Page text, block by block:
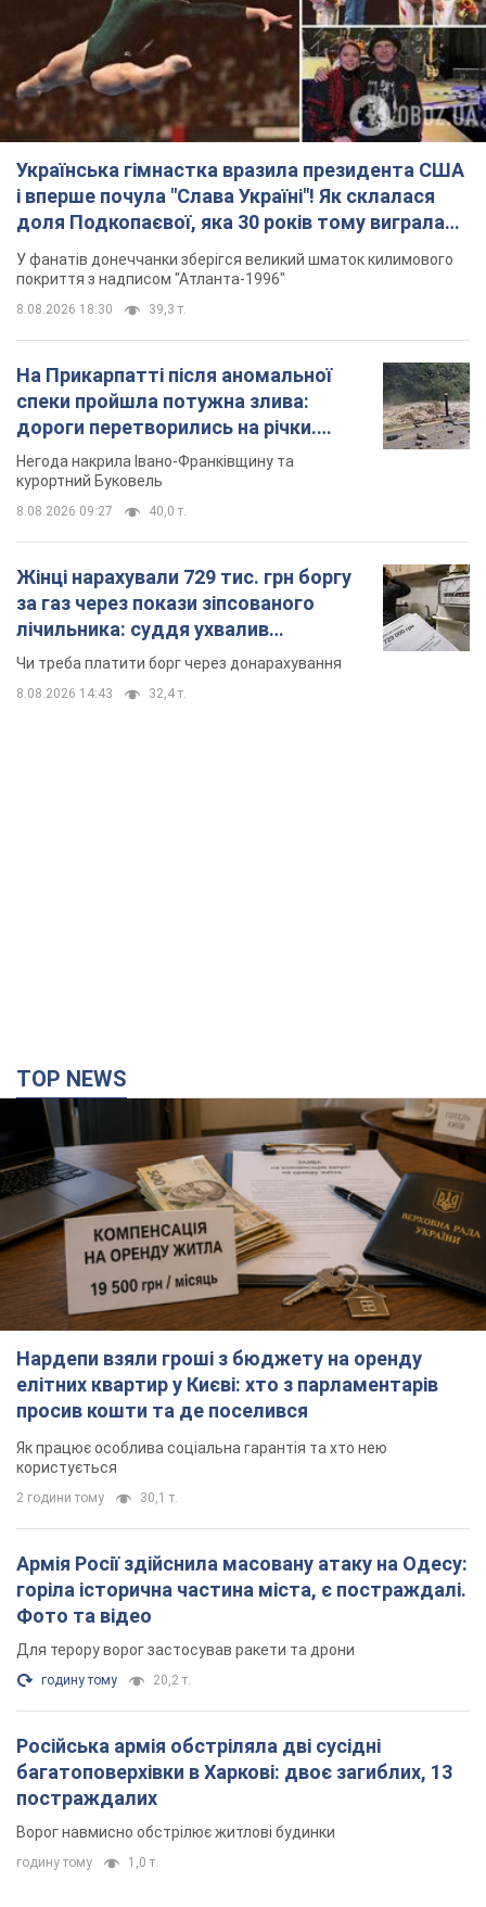
Українська гімнастка вразила президента США
і вперше почула "Слава Україні"! Як склалася
доля Подкопаєвої, яка 30 років тому виграла
"золото" Олімпіади
У фанатів донеччанки зберігся великий шматок килимового
покриття з надписом "Атланта-1996"
8.08.2026 18:30 39,3 т.
На Прикарпатті після аномальної
спеки пройшла потужна злива:
дороги перетворились на річки.
Відео
Негода накрила Івано-Франківщину та
курортний Буковель
8.08.2026 09:27 40,0 т.
Жінці нарахували 729 тис. грн боргу
за газ через покази зіпсованого
лічильника: суддя ухвалив
неочікуване рішення
Чи треба платити борг через донарахування
8.08.2026 14:43 32,4 т.
TOP NEWS
Нардепи взяли гроші з бюджету на оренду
елітних квартир у Києві: хто з парламентарів
просив кошти та де поселився
Як працює особлива соціальна гарантія та хто нею
користується
2 години тому 30,1 т.
Армія Росії здійснила масовану атаку на Одесу:
горіла історична частина міста, є постраждалі.
Фото та відео
Для терору ворог застосував ракети та дрони
годину тому 20,2 т.
Російська армія обстріляла дві сусідні
багатоповерхівки в Харкові: двоє загиблих, 13
постраждалих
Ворог навмисно обстрілює житлові будинки
годину тому 1,0 т.